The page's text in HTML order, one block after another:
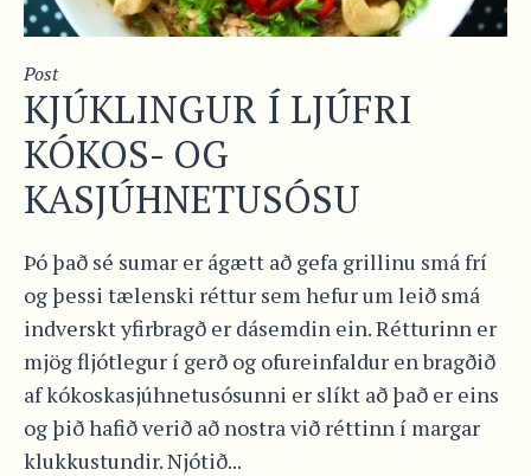
Post
KJÚKLINGUR Í LJÚFRI
KÓKOS- OG
KASJÚHNETUSÓSU
Þó það sé sumar er ágætt að gefa grillinu smá frí
og þessi tælenski réttur sem hefur um leið smá
indverskt yfirbragð er dásemdin ein. Rétturinn er
mjög fljótlegur í gerð og ofureinfaldur en bragðið
af kókoskasjúhnetusósunni er slíkt að það er eins
og þið hafið verið að nostra við réttinn í margar
klukkustundir. Njótið...